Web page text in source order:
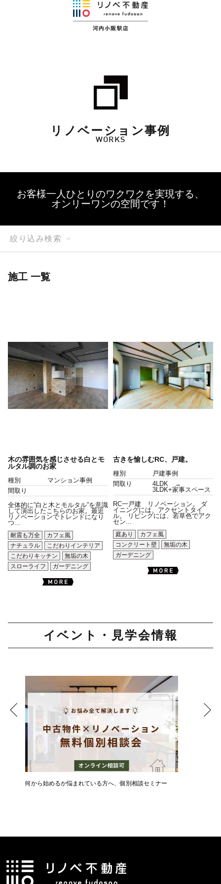
リノベーション事例
WORKS
お客様一人ひとりのワクワクを実現する、
オンリーワンの空間です！
絞り込み検索
施工 一覧
木の雰囲気を感じさせる白とモ
ルタル調のお家
種別
マンション事例
間取り
全体的に”白と木とモルタル”を意識
して演出したこちらのお家。最近
リノベーションでトレンドになり
つ...
耐震も万全
カフェ風
ナチュラル
こだわりインテリア
こだわりキッチン
無垢の木
スローライフ
ガーデニング
古きを愉しむRC、戸建。
種別
戸建事例
間取り
4LDK →
3LDK+家事スペース
RC一戸建 リノベーション。 ダ
イニングには、アクセントタイ
ル。 リビングには、若草色でアク
セン...
庭あり
カフェ風
コンクリート壁
無垢の木
ガーデニング
イベント・見学会情報
何から始めるか悩まれている方へ、個別相談セミナー